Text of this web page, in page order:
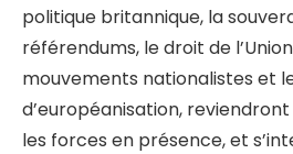
politique britannique, la
référendums, le droit de
mouvements nationalistes et
d’européanisation,
les forces en présence, et